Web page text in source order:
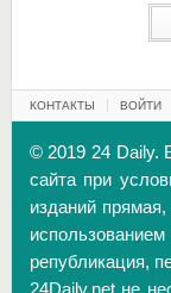
КОНТАКТЫ ВОЙТИ
© 2019 24 Daily.
сайта при
изданий
републикация,